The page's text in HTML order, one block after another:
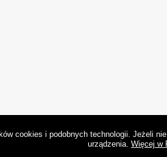
cookies i podobnych technologii. Jeżeli
urządzenia. Więcej w